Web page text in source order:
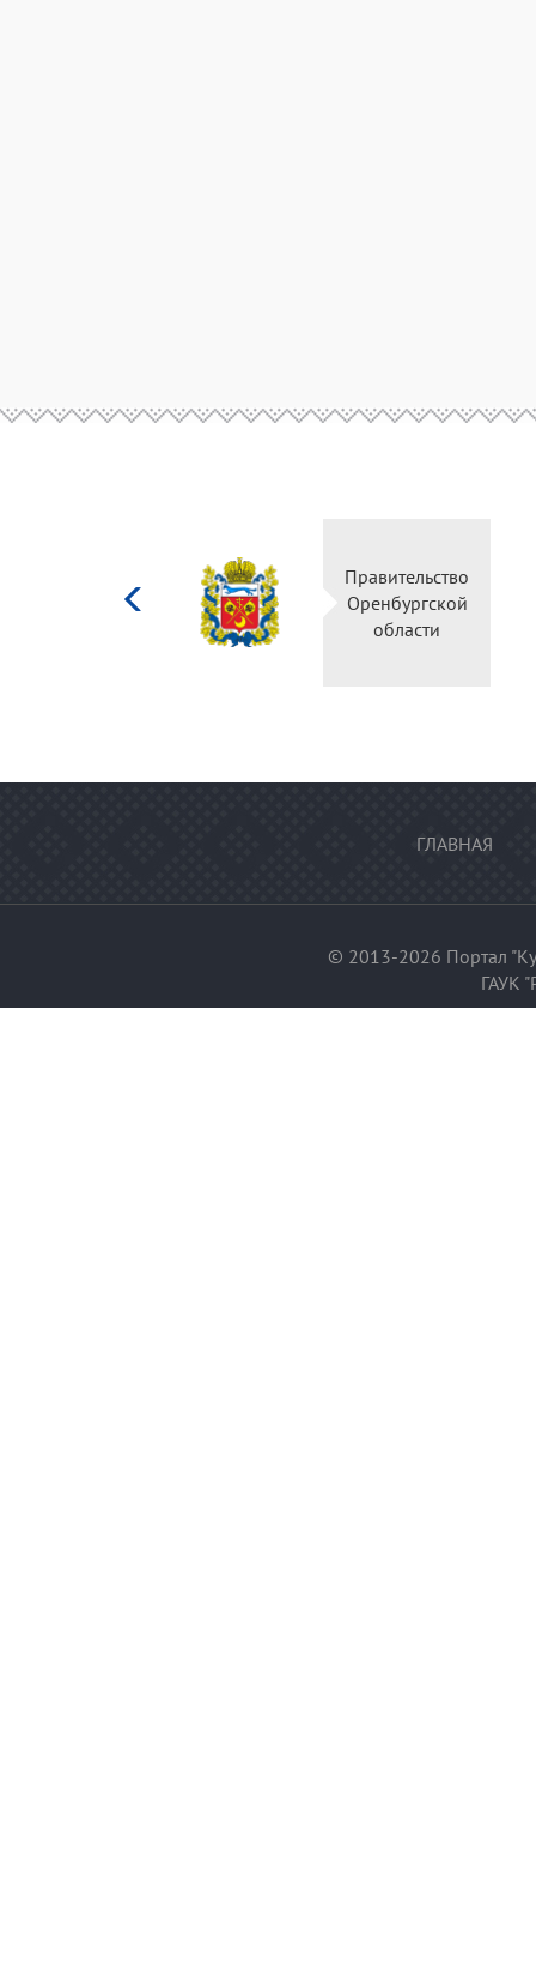
Министерство
культуры
Российской
федерации
ГЛАВНАЯ
© 2013-2026 Портал
ГАУК